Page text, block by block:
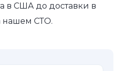
в США до доставки в
нашем СТО.